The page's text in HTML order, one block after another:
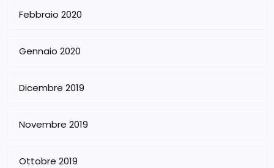
Febbraio 2020
Gennaio 2020
Dicembre 2019
Novembre 2019
Ottobre 2019